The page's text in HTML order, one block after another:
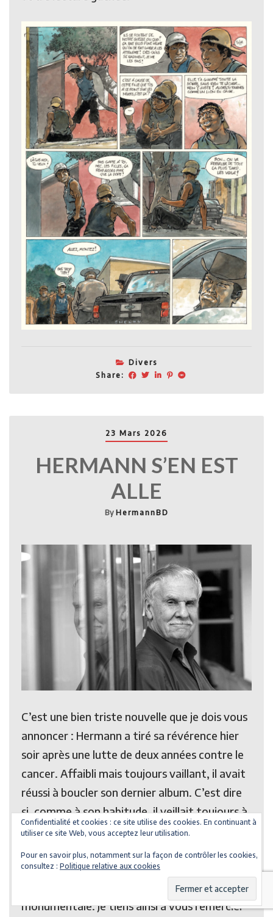
Divers
Share:
23 Mars 2026
HERMANN S’EN EST
ALLE
By HermannBD
C’est une bien triste nouvelle que je dois vous
annoncer : Hermann a tiré sa révérence hier
soir après une lutte de deux années contre le
cancer. Affaibli mais toujours vaillant, il avait
réussi à boucler son dernier album. C’est dire
si, comme à son habitude, il veillait toujours à
bien faire les choses !
Il nous a quittés physiquement mais il restera
à jamais parmi nous grâce à son oeuvre
monumentale. Je tiens ainsi à vous remercier
Confidentialité et cookies : ce site utilise des cookies. En continuant à
utiliser ce site Web, vous acceptez leur utilisation.
Pour en savoir plus, notamment sur la façon de contrôler les cookies,
consultez : Politique relative aux cookies